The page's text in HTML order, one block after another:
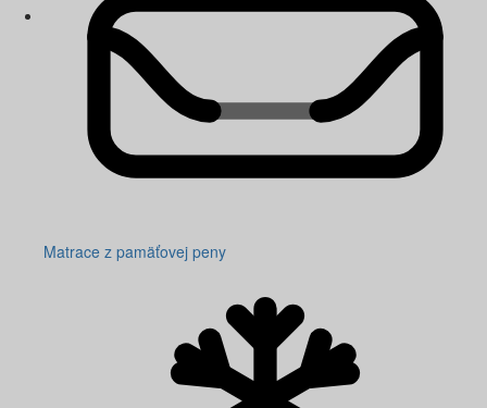
Matrace z pamäťovej peny